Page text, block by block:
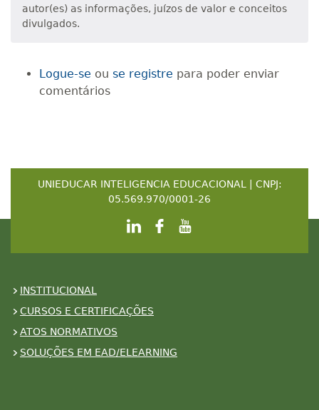
autor(es) as informações, juízos de valor e conceitos
divulgados.
Logue-se ou se registre para poder enviar
comentários
UNIEDUCAR INTELIGENCIA EDUCACIONAL | CNPJ:
05.569.970/0001-26
INSTITUCIONAL
CURSOS E CERTIFICAÇÕES
ATOS NORMATIVOS
SOLUÇÕES EM EAD/ELEARNING